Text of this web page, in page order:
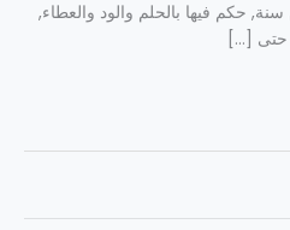
حكم فيها بالحلم والود والعطاء,
حتى […]